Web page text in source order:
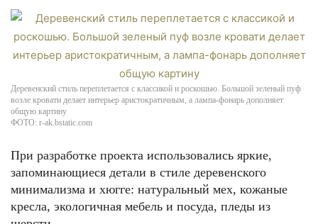
Деревенский стиль переплетается с классикой и роскошью. Большой зеленый пуф
возле кровати делает интерьер аристократичным, а лампа-фонарь дополняет
общую картину
ФОТО: r-ak.bstatic.com
При разработке проекта использовались яркие,
запоминающиеся детали в стиле деревенского
минимализма и хюгге: натуральный мех, кожаные
кресла, экологичная мебель и посуда, пледы из